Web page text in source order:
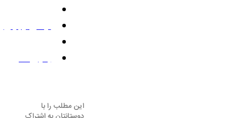
نوامبر 8, 2024
بدون نظر
این مطلب را با